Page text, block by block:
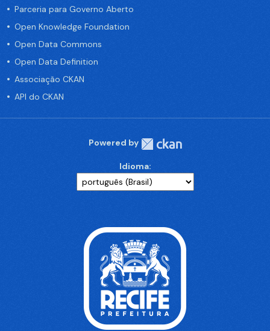
Parceria para Governo Aberto
Open Knowledge Foundation
Open Data Commons
Open Data Definition
Associação CKAN
API do CKAN
Powered by
Idioma